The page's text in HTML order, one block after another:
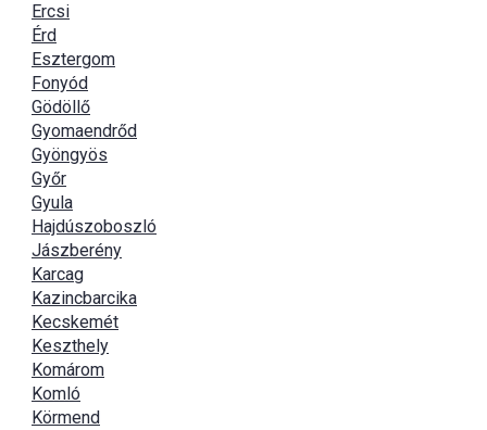
Ercsi
Érd
Esztergom
Fonyód
Gödöllő
Gyomaendrőd
Gyöngyös
Győr
Gyula
Hajdúszoboszló
Jászberény
Karcag
Kazincbarcika
Kecskemét
Keszthely
Komárom
Komló
Körmend